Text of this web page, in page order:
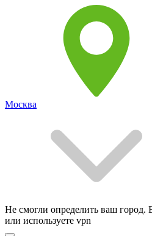
Москва
Не смогли определить ваш город.
или используете vpn